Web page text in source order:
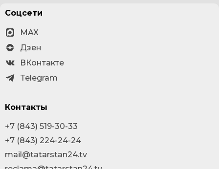
Соцсети
MAX
Дзен
ВКонтакте
Telegram
Контакты
+7 (843) 519-30-33
+7 (843) 224-24-24
mail@tatarstan24.tv